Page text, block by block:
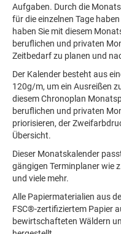
Aufgaben. Durch die
für die einzelnen Tage
haben Sie mit diesem
beruflichen und privaten
Zeitbedarf zu planen und
Der Kalender besteht aus
120g/m, um ein Ausreißen
diesem Chronoplan
beruflichen und privaten
priorisieren, der
Übersicht.
Dieser Monatskalender
gängigen Terminplaner wie
und viele mehr.
Alle Papiermaterialien aus
FSC®-zertifiziertem Papier
bewirtschafteten Wäldern